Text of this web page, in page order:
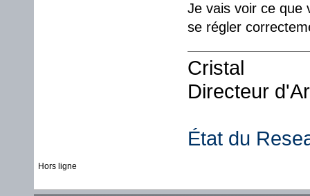
Je vais voir ce que
se régler
Cristal
Directeur
État du
Hors ligne